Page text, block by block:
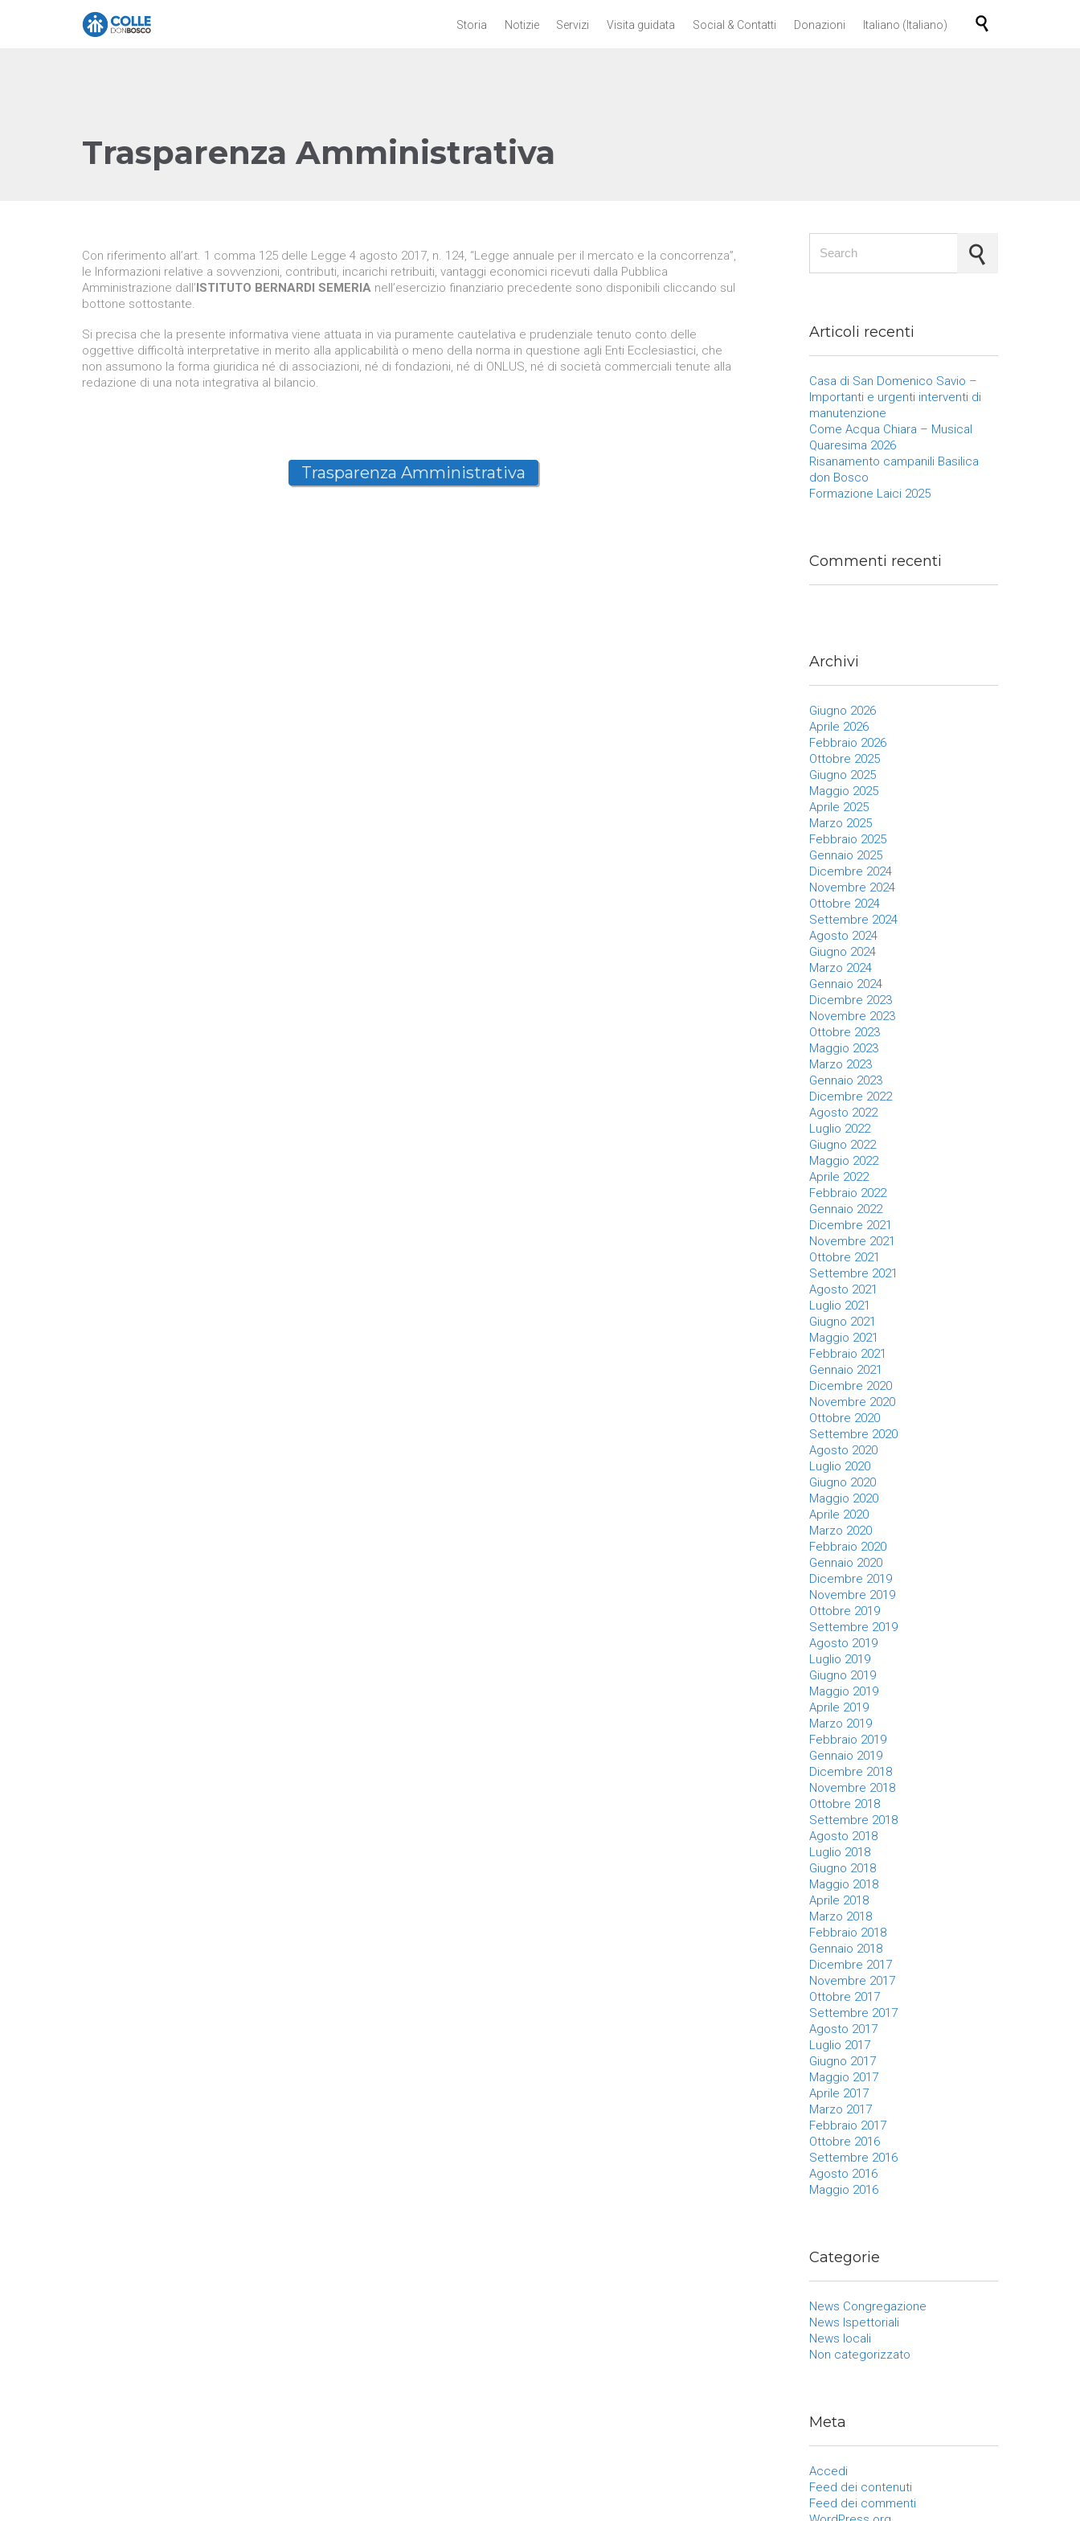
Skip
Storia Notizie Servizi Visita guidata Social & Contatti Donazioni Italiano (Italiano) 
Trasparenza Amministrativa
Con riferimento all’art. 1 comma 125 delle Legge 4 agosto 2017, n. 124, “Legge annuale per il mercato e la concorrenza”,
le Informazioni relative a sovvenzioni, contributi, incarichi retribuiti, vantaggi economici ricevuti dalla Pubblica
Amministrazione dall’ISTITUTO BERNARDI SEMERIA nell’esercizio finanziario precedente sono disponibili cliccando sul
bottone sottostante.
Si precisa che la presente informativa viene attuata in via puramente cautelativa e prudenziale tenuto conto delle
oggettive difficoltà interpretative in merito alla applicabilità o meno della norma in questione agli Enti Ecclesiastici, che
non assumono la forma giuridica né di associazioni, né di fondazioni, né di ONLUS, né di società commerciali tenute alla
redazione di una nota integrativa al bilancio.
Trasparenza Amministrativa
Articoli recenti
Casa di San Domenico Savio –
Importanti e urgenti interventi di
manutenzione
Come Acqua Chiara – Musical
Quaresima 2026
Risanamento campanili Basilica
don Bosco
Formazione Laici 2025
Commenti recenti
Archivi
Giugno 2026
Aprile 2026
Febbraio 2026
Ottobre 2025
Giugno 2025
Maggio 2025
Aprile 2025
Marzo 2025
Febbraio 2025
Gennaio 2025
Dicembre 2024
Novembre 2024
Ottobre 2024
Settembre 2024
Agosto 2024
Giugno 2024
Marzo 2024
Gennaio 2024
Dicembre 2023
Novembre 2023
Ottobre 2023
Maggio 2023
Marzo 2023
Gennaio 2023
Dicembre 2022
Agosto 2022
Luglio 2022
Giugno 2022
Maggio 2022
Aprile 2022
Febbraio 2022
Gennaio 2022
Dicembre 2021
Novembre 2021
Ottobre 2021
Settembre 2021
Agosto 2021
Luglio 2021
Giugno 2021
Maggio 2021
Febbraio 2021
Gennaio 2021
Dicembre 2020
Novembre 2020
Ottobre 2020
Settembre 2020
Agosto 2020
Luglio 2020
Giugno 2020
Maggio 2020
Aprile 2020
Marzo 2020
Febbraio 2020
Gennaio 2020
Dicembre 2019
Novembre 2019
Ottobre 2019
Settembre 2019
Agosto 2019
Luglio 2019
Giugno 2019
Maggio 2019
Aprile 2019
Marzo 2019
Febbraio 2019
Gennaio 2019
Dicembre 2018
Novembre 2018
Ottobre 2018
Settembre 2018
Agosto 2018
Luglio 2018
Giugno 2018
Maggio 2018
Aprile 2018
Marzo 2018
Febbraio 2018
Gennaio 2018
Dicembre 2017
Novembre 2017
Ottobre 2017
Settembre 2017
Agosto 2017
Luglio 2017
Giugno 2017
Maggio 2017
Aprile 2017
Marzo 2017
Febbraio 2017
Ottobre 2016
Settembre 2016
Agosto 2016
Maggio 2016
Categorie
News Congregazione
News Ispettoriali
News locali
Non categorizzato
Meta
Accedi
Feed dei contenuti
Feed dei commenti